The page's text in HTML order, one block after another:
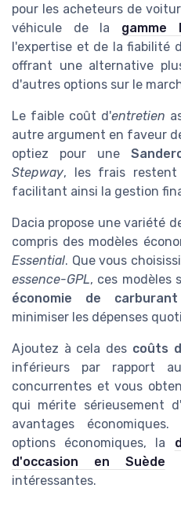
pour les acheteurs de
véhicule de la gamme
l'expertise et de la fiabilité
offrant une alternative
d'autres options sur le
Le faible coût d'entretien
autre argument en faveur
optiez pour une
Stepway, les frais
facilitant ainsi la gestion
Dacia propose une variété
compris des modèles
Essential. Que vous
essence-GPL, ces modèles
économie de carburant
minimiser les dépenses
Ajoutez à cela des coûts
inférieurs par rapport
concurrentes et vous
qui mérite sérieusement
avantages
options économiques, la
d'occasion en Suède
intéressantes.